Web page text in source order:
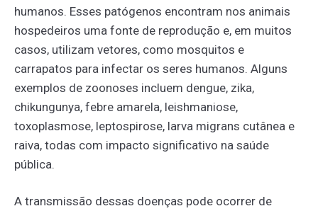
humanos. Esses patógenos encontram nos animais
hospedeiros uma fonte de reprodução e, em muitos
casos, utilizam vetores, como mosquitos e
carrapatos para infectar os seres humanos. Alguns
exemplos de zoonoses incluem dengue, zika,
chikungunya, febre amarela, leishmaniose,
toxoplasmose, leptospirose, larva migrans cutânea e
raiva, todas com impacto significativo na saúde
pública.
A transmissão dessas doenças pode ocorrer de